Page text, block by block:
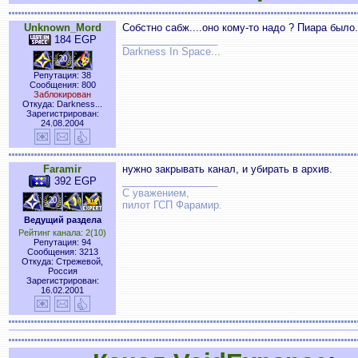
Unknown_Mord
184 EGP
Репутация: 38
Сообщения: 800
Заблокирован
Откуда: Darkness...
Зарегистрирован:
24.08.2004
Собстно сабж....оно кому-то надо ? Пиара
Darkness In Space...
Faramir
392 EGP
Ведущий раздела
Рейтинг канала: 2(10)
Репутация: 94
Сообщения: 3213
Откуда: Стрежевой,
Россия
Зарегистрирован:
16.02.2001
нужно закрывать канал, и убирать в архив.
С уважением,
пилот ГСП Фарамир.